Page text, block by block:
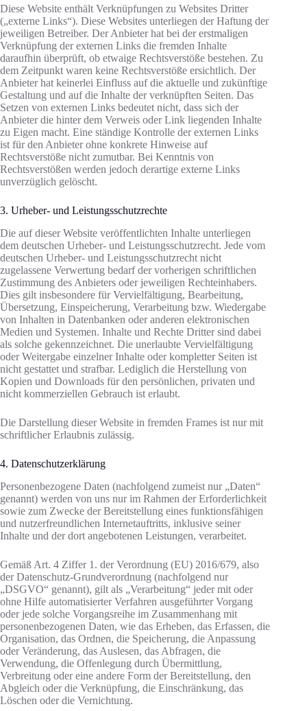
Diese Website enthält Verknüpfungen zu Websites Dritter
(„externe Links“). Diese Websites unterliegen der Haftung der
jeweiligen Betreiber. Der Anbieter hat bei der erstmaligen
Verknüpfung der externen Links die fremden Inhalte
daraufhin überprüft, ob etwaige Rechtsverstöße bestehen. Zu
dem Zeitpunkt waren keine Rechtsverstöße ersichtlich. Der
Anbieter hat keinerlei Einfluss auf die aktuelle und zukünftige
Gestaltung und auf die Inhalte der verknüpften Seiten. Das
Setzen von externen Links bedeutet nicht, dass sich der
Anbieter die hinter dem Verweis oder Link liegenden Inhalte
zu Eigen macht. Eine ständige Kontrolle der externen Links
ist für den Anbieter ohne konkrete Hinweise auf
Rechtsverstöße nicht zumutbar. Bei Kenntnis von
Rechtsverstößen werden jedoch derartige externe Links
unverzüglich gelöscht.
3. Urheber- und Leistungsschutzrechte
Die auf dieser Website veröffentlichten Inhalte unterliegen
dem deutschen Urheber- und Leistungsschutzrecht. Jede vom
deutschen Urheber- und Leistungsschutzrecht nicht
zugelassene Verwertung bedarf der vorherigen schriftlichen
Zustimmung des Anbieters oder jeweiligen Rechteinhabers.
Dies gilt insbesondere für Vervielfältigung, Bearbeitung,
Übersetzung, Einspeicherung, Verarbeitung bzw. Wiedergabe
von Inhalten in Datenbanken oder anderen elektronischen
Medien und Systemen. Inhalte und Rechte Dritter sind dabei
als solche gekennzeichnet. Die unerlaubte Vervielfältigung
oder Weitergabe einzelner Inhalte oder kompletter Seiten ist
nicht gestattet und strafbar. Lediglich die Herstellung von
Kopien und Downloads für den persönlichen, privaten und
nicht kommerziellen Gebrauch ist erlaubt.
Die Darstellung dieser Website in fremden Frames ist nur mit
schriftlicher Erlaubnis zulässig.
4. Datenschutzerklärung
Personenbezogene Daten (nachfolgend zumeist nur „Daten“
genannt) werden von uns nur im Rahmen der Erforderlichkeit
sowie zum Zwecke der Bereitstellung eines funktionsfähigen
und nutzerfreundlichen Internetauftritts, inklusive seiner
Inhalte und der dort angebotenen Leistungen, verarbeitet.
Gemäß Art. 4 Ziffer 1. der Verordnung (EU) 2016/679, also
der Datenschutz-Grundverordnung (nachfolgend nur
„DSGVO“ genannt), gilt als „Verarbeitung“ jeder mit oder
ohne Hilfe automatisierter Verfahren ausgeführter Vorgang
oder jede solche Vorgangsreihe im Zusammenhang mit
personenbezogenen Daten, wie das Erheben, das Erfassen, die
Organisation, das Ordnen, die Speicherung, die Anpassung
oder Veränderung, das Auslesen, das Abfragen, die
Verwendung, die Offenlegung durch Übermittlung,
Verbreitung oder eine andere Form der Bereitstellung, den
Abgleich oder die Verknüpfung, die Einschränkung, das
Löschen oder die Vernichtung.